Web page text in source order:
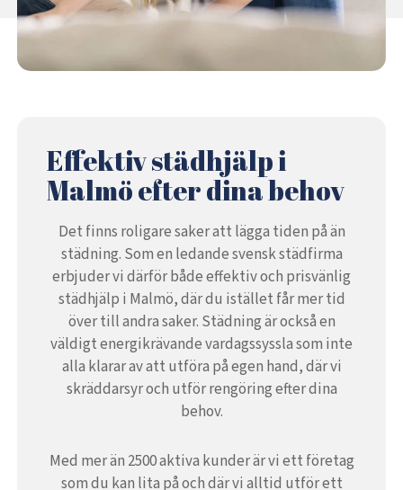
Effektiv städhjälp i
Malmö efter dina behov
Det finns roligare saker att lägga tiden på än
städning. Som en ledande svensk städfirma
erbjuder vi därför både effektiv och prisvänlig
städhjälp i Malmö, där du istället får mer tid
över till andra saker. Städning är också en
väldigt energikrävande vardagssyssla som inte
alla klarar av att utföra på egen hand, där vi
skräddarsyr och utför rengöring efter dina
behov.
Med mer än 2500 aktiva kunder är vi ett företag
som du kan lita på och där vi alltid utför ett